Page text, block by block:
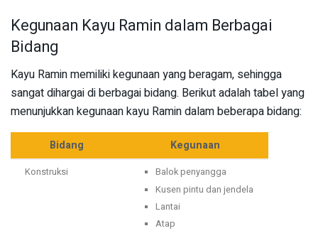
Kegunaan Kayu Ramin dalam Berbagai
Bidang
Kayu Ramin memiliki kegunaan yang beragam, sehingga
sangat dihargai di berbagai bidang. Berikut adalah tabel yang
menunjukkan kegunaan kayu Ramin dalam beberapa bidang:
Bidang Kegunaan
Konstruksi
Balok penyangga
Kusen pintu dan jendela
Lantai
Atap